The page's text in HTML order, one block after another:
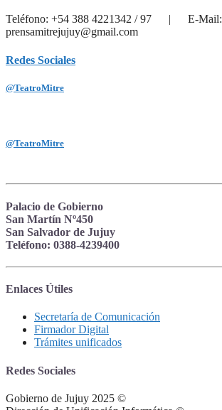
Teléfono: +54 388 4221342 / 97 | E-Mail:
prensamitrejujuy@gmail.com
Redes Sociales
@TeatroMitre
@TeatroMitre
Palacio de Gobierno
San Martín Nº450
San Salvador de Jujuy
Teléfono: 0388-4239400
Enlaces Útiles
Secretaría de Comunicación
Firmador Digital
Trámites unificados
Redes Sociales
Gobierno de Jujuy 2025 ©